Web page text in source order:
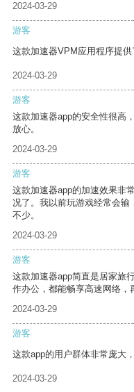
2024-03-29
游客
这款加速器VPM应用程序提供
2024-03-29
游客
这款加速器app的安全性很高
放心。
2024-03-29
游客
这款加速器app的加速效果非
况了。我以前玩游戏经常会输
不少。
2024-03-29
游客
这款加速器app简直是居家旅
作办公，都能畅享高速网络，
2024-03-29
游客
这款app的用户群体非常庞大
2024-03-29